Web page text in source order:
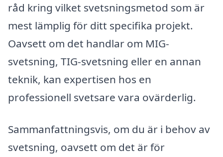
råd kring vilket svetsningsmetod som är
mest lämplig för ditt specifika projekt.
Oavsett om det handlar om MIG-
svetsning, TIG-svetsning eller en annan
teknik, kan expertisen hos en
professionell svetsare vara ovärderlig.
Sammanfattningsvis, om du är i behov av
svetsning, oavsett om det är för